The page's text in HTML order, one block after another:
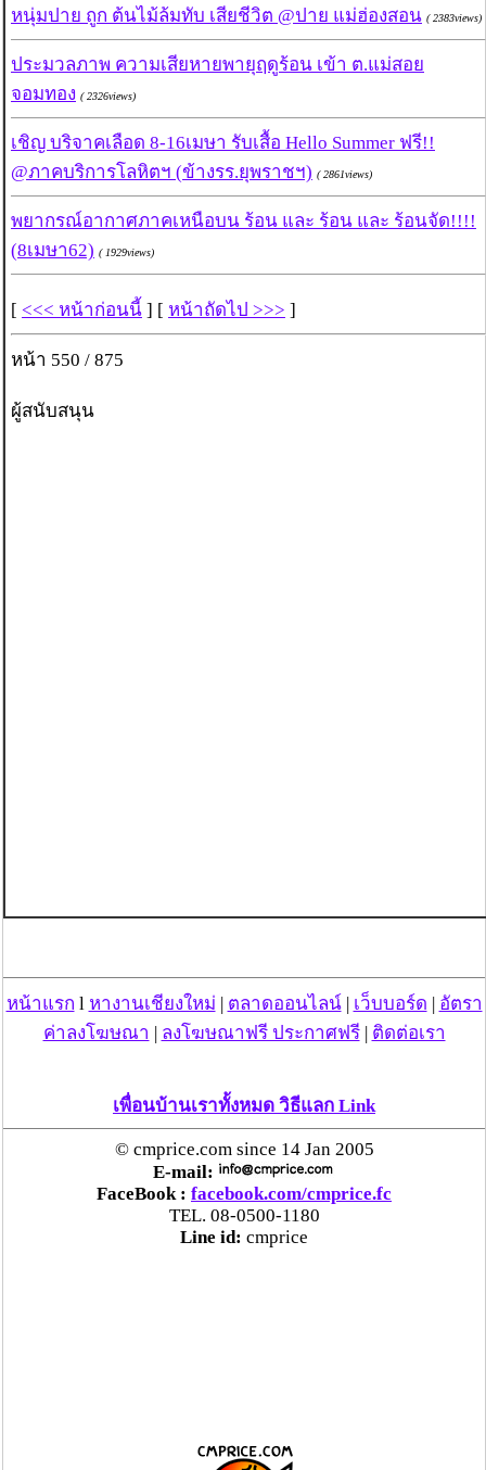
หนุ่มปาย ถูก ต้นไม้ล้มทับ เสียชีวิต @ปาย แม่ฮ่องสอน ( 2383views)
ประมวลภาพ ความเสียหายพายุฤดูร้อน เข้า ต.แม่สอย
จอมทอง ( 2326views)
เชิญ บริจาคเลือด 8-16เมษา รับเสื้อ Hello Summer ฟรี!!
@ภาคบริการโลหิตฯ (ข้างรร.ยุพราชฯ) ( 2861views)
พยากรณ์อากาศภาคเหนือบน ร้อน และ ร้อน และ ร้อนจัด!!!!
(8เมษา62) ( 1929views)
[ <<< หน้าก่อนนี้ ] [ หน้าถัดไป >>> ]
หน้า 550 / 875
ผู้สนับสนุน
หน้าแรก l หางานเชียงใหม่ | ตลาดออนไลน์| เว็บบอร์ด | อัตรา
ค่าลงโฆษณา | ลงโฆษณาฟรี ประกาศฟรี| ติดต่อเรา
เพื่อนบ้านเราทั้งหมด วิธีแลก Link
© cmprice.com since 14 Jan 2005
E-mail:
FaceBook : facebook.com/cmprice.fc
TEL. 08-0500-1180
Line id: cmprice